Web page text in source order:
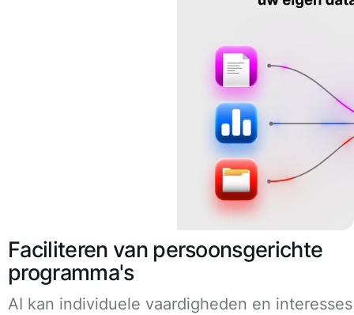
Faciliteren van persoonsgerichte
programma's
AI kan individuele vaardigheden en interesses